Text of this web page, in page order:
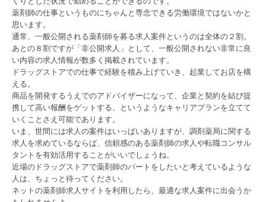
薬剤師の仕事というものにちゃんと専念できる労働環境ではないかと
思います。
通常、一般公開される薬剤師を募る求人案件というのは全体の２割。
あとの８割ですが「非公開求人」として、一般公開されない非常に良
い内容の求人情報が数多く掲載されています。
ドラッグストアでの仕事で経験を積み上げていき、起業してお店を構
える。
商品を開発するうえでのアドバイザーになって、企業と契約を結び提
携して高い報酬をゲットする、というようなキャリアプランを立てて
いくことさえ可能であります。
いま、世間には求人の案件はいっぱいありますが、調剤薬局に関する
求人を求めているならば、信頼感のある薬剤師の求人や転職コンサル
タントを有効活用することがいいでしょうね。
近場のドラッグストアで薬剤師のパートをしたいと考えているような
人は、ちょっと待ってください。
ネットの薬剤師求人サイトを利用したら、最適な求人案件に出会うか